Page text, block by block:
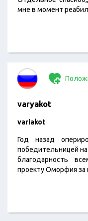
мне в момент
varyakot
variakot
Год назад
победительницей
благодарность
проекту Оморфия за